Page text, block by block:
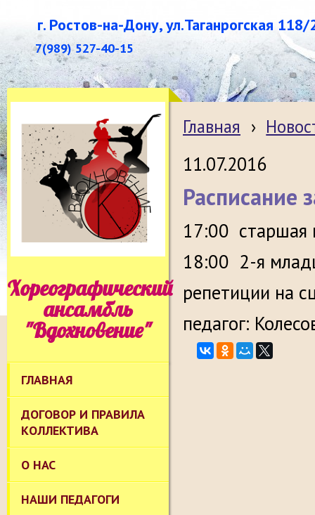
г. Ростов-на-Дону, ул.Таганрогская 118/
7(989) 527-40-15
Хореографический
ансамбль
"Вдохновение"
ГЛАВНАЯ
ДОГОВОР И ПРАВИЛА
КОЛЛЕКТИВА
О НАС
НАШИ ПЕДАГОГИ
Главная ›
11.07.2016
Расписание
17:00 старшая
18:00 2-я
репетиции на
педагог: